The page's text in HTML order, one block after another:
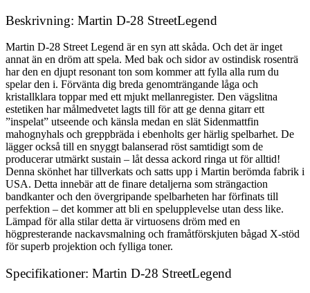
Beskrivning: Martin D-28 StreetLegend
Martin D-28 Street Legend är en syn att skåda. Och det är inget
annat än en dröm att spela. Med bak och sidor av ostindisk rosenträ
har den en djupt resonant ton som kommer att fylla alla rum du
spelar den i. Förvänta dig breda genomträngande låga och
kristallklara toppar med ett mjukt mellanregister. Den vägslitna
estetiken har målmedvetet lagts till för att ge denna gitarr ett
”inspelat” utseende och känsla medan en slät Sidenmattfin
mahognyhals och greppbräda i ebenholts ger härlig spelbarhet. De
lägger också till en snyggt balanserad röst samtidigt som de
producerar utmärkt sustain – låt dessa ackord ringa ut för alltid!
Denna skönhet har tillverkats och satts upp i Martin berömda fabrik i
USA. Detta innebär att de finare detaljerna som strängaction
bandkanter och den övergripande spelbarheten har förfinats till
perfektion – det kommer att bli en spelupplevelse utan dess like.
Lämpad för alla stilar detta är virtuosens dröm med en
högpresterande nackavsmalning och framåtförskjuten bågad X-stöd
för superb projektion och fylliga toner.
Specifikationer: Martin D-28 StreetLegend